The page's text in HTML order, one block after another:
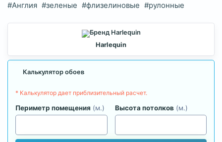
#Англия #зеленые #флизелиновые #рулонные
Harlequin
Калькулятор обоев
* Калькулятор дает приблизительный расчет.
Периметр помещения (м.) Высота потолков (м.)